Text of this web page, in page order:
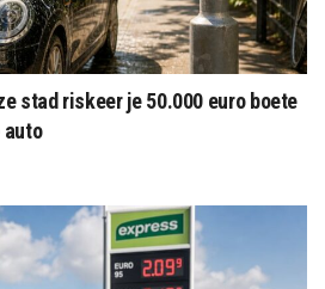
stad riskeer je 50.000 euro boete
auto